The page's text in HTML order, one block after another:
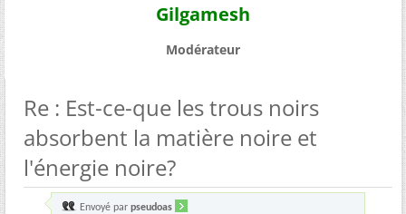
Gilgamesh
Modérateur
Re : Est-ce-que les trous noirs
absorbent la matière noire et
l'énergie noire?
Envoyé par pseudoas